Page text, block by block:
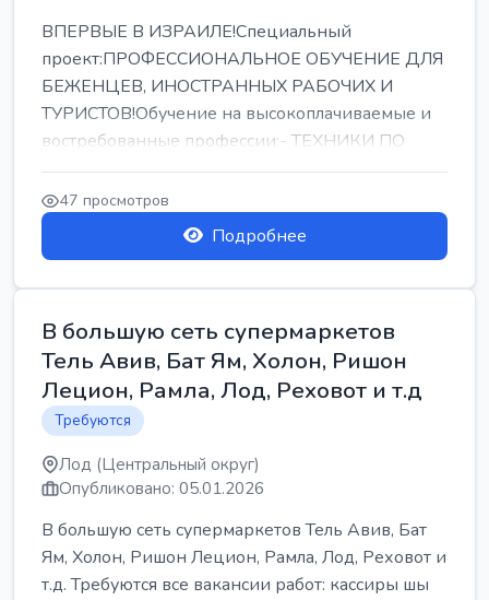
ВПЕРВЫЕ В ИЗРАИЛЕ!Специальный
проект:ПРОФЕССИОНАЛЬНОЕ ОБУЧЕНИЕ ДЛЯ
БЕЖЕНЦЕВ, ИНОСТРАННЫХ РАБОЧИХ И
ТУРИСТОВ!Обучение на высокоплачиваемые и
востребованные профессии:- ТЕХНИКИ ПО
РЕМОНТУ КОНДИЦИОНЕРОВ-...
47 просмотров
Подробнее
В большую сеть супермаркетов
Тель Авив, Бат Ям, Холон, Ришон
Лецион, Рамла, Лод, Реховот и т.д
Требуются
Лод (Центральный округ)
Опубликовано: 05.01.2026
В большую сеть супермаркетов Тель Авив, Бат
Ям, Холон, Ришон Лецион, Рамла, Лод, Реховот и
т.д. Требуются все вакансии работ: кассиры шы